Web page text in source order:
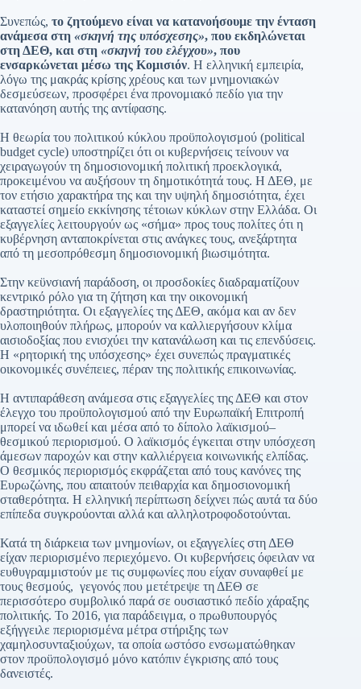
Συνεπώς, το ζητούμενο είναι να κατανοήσουμε την ένταση
ανάμεσα στη «σκηνή της υπόσχεσης», που εκδηλώνεται
στη ΔΕΘ, και στη «σκηνή του ελέγχου», που
ενσαρκώνεται μέσω της Κομισιόν. Η ελληνική εμπειρία,
λόγω της μακράς κρίσης χρέους και των μνημονιακών
δεσμεύσεων, προσφέρει ένα προνομιακό πεδίο για την
κατανόηση αυτής της αντίφασης.
Η θεωρία του πολιτικού κύκλου προϋπολογισμού (political
budget cycle) υποστηρίζει ότι οι κυβερνήσεις τείνουν να
χειραγωγούν τη δημοσιονομική πολιτική προεκλογικά,
προκειμένου να αυξήσουν τη δημοτικότητά τους. Η ΔΕΘ, με
τον ετήσιο χαρακτήρα της και την υψηλή δημοσιότητα, έχει
καταστεί σημείο εκκίνησης τέτοιων κύκλων στην Ελλάδα. Οι
εξαγγελίες λειτουργούν ως «σήμα» προς τους πολίτες ότι η
κυβέρνηση ανταποκρίνεται στις ανάγκες τους, ανεξάρτητα
από τη μεσοπρόθεσμη δημοσιονομική βιωσιμότητα.
Στην κεϋνσιανή παράδοση, οι προσδοκίες διαδραματίζουν
κεντρικό ρόλο για τη ζήτηση και την οικονομική
δραστηριότητα. Οι εξαγγελίες της ΔΕΘ, ακόμα και αν δεν
υλοποιηθούν πλήρως, μπορούν να καλλιεργήσουν κλίμα
αισιοδοξίας που ενισχύει την κατανάλωση και τις επενδύσεις.
Η «ρητορική της υπόσχεσης» έχει συνεπώς πραγματικές
οικονομικές συνέπειες, πέραν της πολιτικής επικοινωνίας.
Η αντιπαράθεση ανάμεσα στις εξαγγελίες της ΔΕΘ και στον
έλεγχο του προϋπολογισμού από την Ευρωπαϊκή Επιτροπή
μπορεί να ιδωθεί και μέσα από το δίπολο λαϊκισμού–
θεσμικού περιορισμού. Ο λαϊκισμός έγκειται στην υπόσχεση
άμεσων παροχών και στην καλλιέργεια κοινωνικής ελπίδας.
Ο θεσμικός περιορισμός εκφράζεται από τους κανόνες της
Ευρωζώνης, που απαιτούν πειθαρχία και δημοσιονομική
σταθερότητα. Η ελληνική περίπτωση δείχνει πώς αυτά τα δύο
επίπεδα συγκρούονται αλλά και αλληλοτροφοδοτούνται.
Κατά τη διάρκεια των μνημονίων, οι εξαγγελίες στη ΔΕΘ
είχαν περιορισμένο περιεχόμενο. Οι κυβερνήσεις όφειλαν να
ευθυγραμμιστούν με τις συμφωνίες που είχαν συναφθεί με
τους θεσμούς, γεγονός που μετέτρεψε τη ΔΕΘ σε
περισσότερο συμβολικό παρά σε ουσιαστικό πεδίο χάραξης
πολιτικής. Το 2016, για παράδειγμα, ο πρωθυπουργός
εξήγγειλε περιορισμένα μέτρα στήριξης των
χαμηλοσυνταξιούχων, τα οποία ωστόσο ενσωματώθηκαν
στον προϋπολογισμό μόνο κατόπιν έγκρισης από τους
δανειστές.